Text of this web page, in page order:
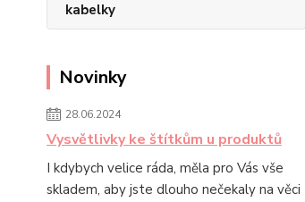
kabelky
Novinky
28.06.2024
Vysvětlivky ke štítkům u produktů
I kdybych velice ráda, měla pro Vás vše
skladem, aby jste dlouho nečekaly na věci